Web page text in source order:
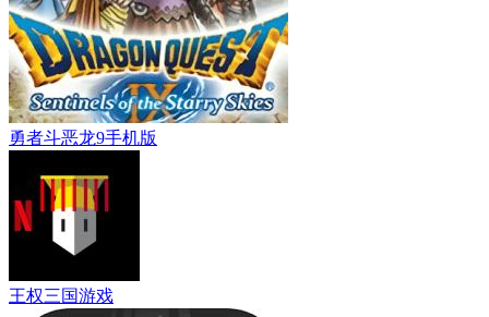
勇者斗恶龙9手机版
王权三国游戏